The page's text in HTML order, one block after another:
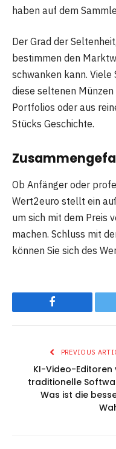
haben auf dem
Der Grad der
bestimmen den
schwanken kann.
diese seltenen
Portfolios oder aus
Stücks Geschichte.
Ob Anfänger oder
Wert2euro stellt ein
um sich mit dem Preis
machen. Schluss mit
können Sie sich des
Facebook
PREVIOUS
KI-Video-Editoren
traditionelle
Was ist die